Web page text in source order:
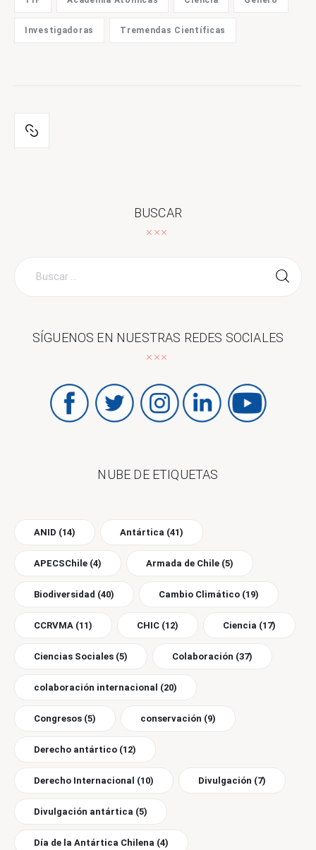
Investigadoras Tremendas Científicas
BUSCAR
SÍGUENOS EN NUESTRAS REDES SOCIALES
NUBE DE ETIQUETAS
ANID (14) Antártica (41)
APECSChile (4) Armada de Chile (5)
Biodiversidad (40) Cambio Climático (19)
CCRVMA (11) CHIC (12) Ciencia (17)
Ciencias Sociales (5) Colaboración (37)
colaboración internacional (20)
Congresos (5) conservación (9)
Derecho antártico (12)
Derecho Internacional (10) Divulgación (7)
Divulgación antártica (5)
Día de la Antártica Chilena (4)